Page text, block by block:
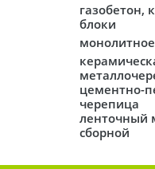
газобетон,
блоки
цементно-
черепица
ленточный
сборной